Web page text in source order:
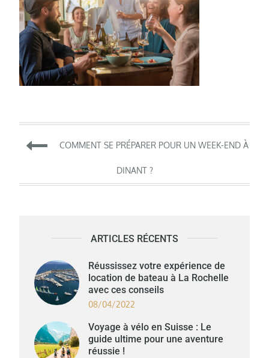
Navigation
de
COMMENT SE PRÉPARER POUR UN WEEK-END À
DINANT ?
ARTICLES RÉCENTS
Réussissez votre expérience de
location de bateau à La Rochelle
avec ces conseils
08/04/2022
Voyage à vélo en Suisse : Le
guide ultime pour une aventure
réussie !